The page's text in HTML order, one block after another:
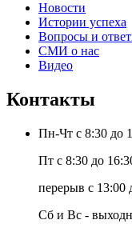
Новости
Истории успеха
Вопросы и
СМИ о нас
Видео
Контакты
Пн-Чт с 8:30 до
Пт с 8:30 до
перерыв с 13:00
Сб и Вс -